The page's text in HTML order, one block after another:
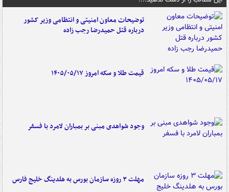
توضیحات معاون امنیتی و انتظامی وزیر کشور
درباره قتل حمیدرضا رجب زاده
قیمت طلا و سکه امروز ۱۴۰۵/۰۵/۱۷
وجود شواهدی مبنی بر بمباران لامرد با فسفر
مهلت ۳ روزه سازمان بورس به هلدینگ خلیج فارس